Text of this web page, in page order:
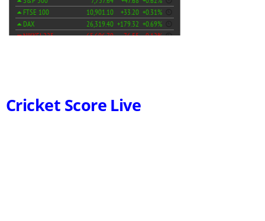
Cricket Score Live